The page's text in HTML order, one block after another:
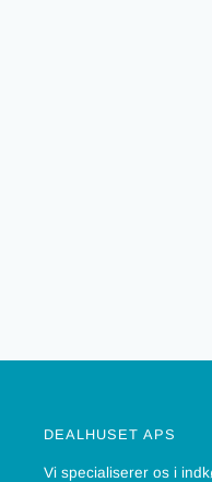
DEALHUSET APS
Vi specialiserer os i